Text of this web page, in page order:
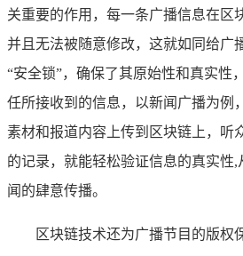
关重要的作用，每一条广播信息在区
并且无法被随意修改，这就如同给广
“安全锁”，确保了其原始性和真实性
任所接收到的信息，以新闻广播为例
素材和报道内容上传到区块链上，听
的记录，就能轻松验证信息的真实性
闻的肆意传播。
区块链技术还为广播节目的版权